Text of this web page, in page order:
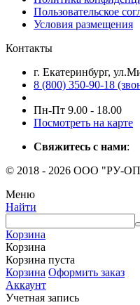
Пользовательское
Условия размещения
Контакты
г. Екатеринбург,
8 (800) 350-90-18
Пн-Пт 9.00 - 18.00
Посмотреть на карте
Свяжитесь с нами:
© 2018 - 2026 ООО "РУ-
Меню
Найти
Корзина
Корзина
Корзина пуста
Корзина Оформить заказ
Аккаунт
Учетная запись